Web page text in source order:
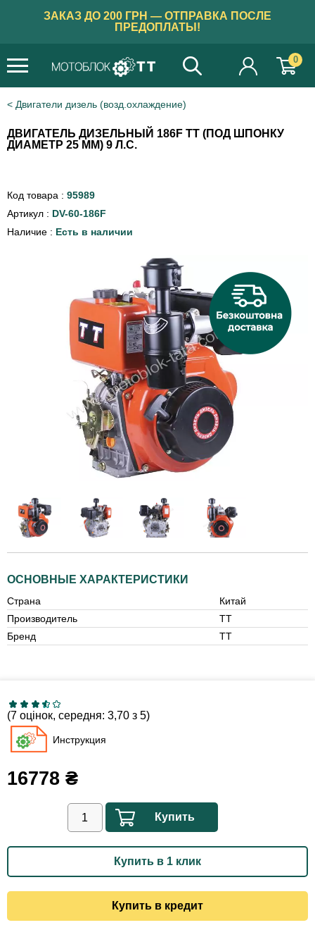
ЗАКАЗ ДО 200 ГРН — ОТПРАВКА ПОСЛЕ
ПРЕДОПЛАТЫ!
0
Двигатели дизель (возд.охлаждение)
ДВИГАТЕЛЬ ДИЗЕЛЬНЫЙ 186F ТТ (ПОД ШПОНКУ
ДИАМЕТР 25 ММ) 9 Л.С.
Код товара : 95989
Артикул : DV-60-186F
Наличие : Есть в наличии
ОСНОВНЫЕ ХАРАКТЕРИСТИКИ
Страна
Китай
Производитель
ТТ
Бренд
ТТ
(7 оцінок, середня: 3,70 з 5)
Инструкция
16778 ₴
Купить
Купить в 1 клик
Купить в кредит